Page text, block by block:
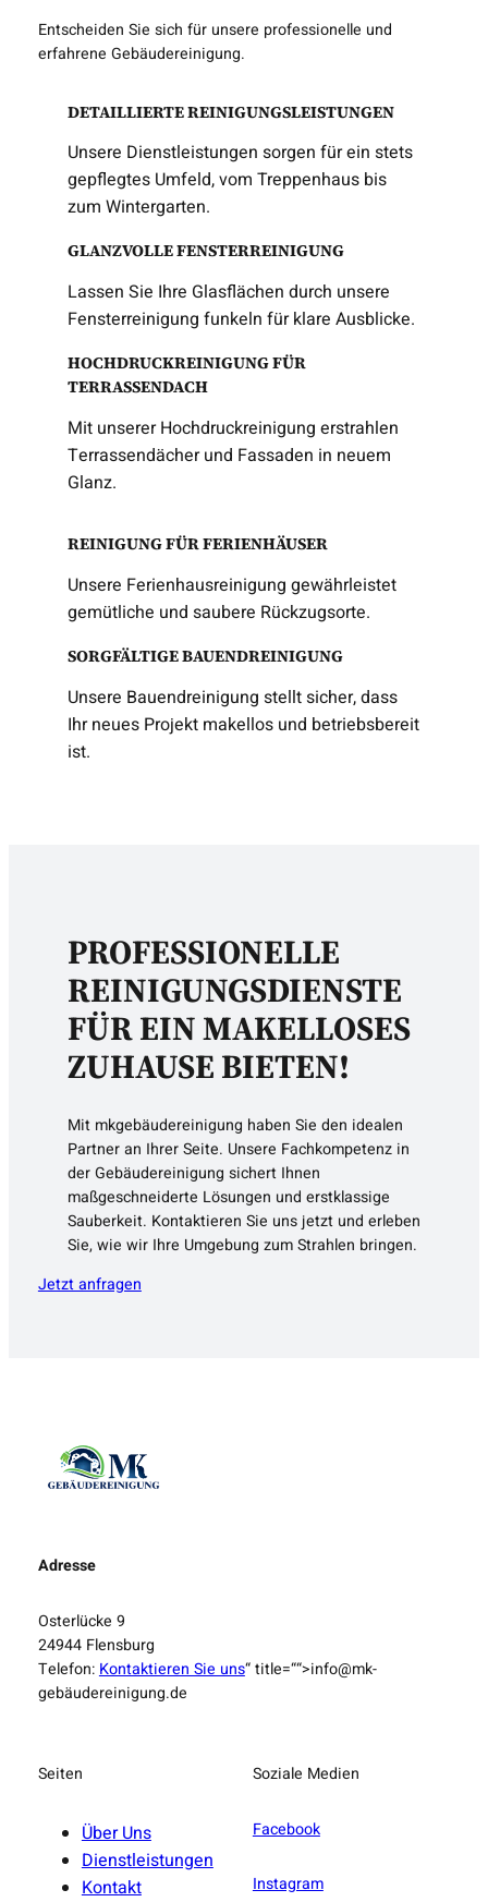
Entscheiden Sie sich für unsere professionelle und
erfahrene Gebäudereinigung.
DETAILLIERTE REINIGUNGSLEISTUNGEN
Unsere Dienstleistungen sorgen für ein stets
gepflegtes Umfeld, vom Treppenhaus bis
zum Wintergarten.
GLANZVOLLE FENSTERREINIGUNG
Lassen Sie Ihre Glasflächen durch unsere
Fensterreinigung funkeln für klare Ausblicke.
HOCHDRUCKREINIGUNG FÜR
TERRASSENDACH
Mit unserer Hochdruckreinigung erstrahlen
Terrassendächer und Fassaden in neuem
Glanz.
REINIGUNG FÜR FERIENHÄUSER
Unsere Ferienhausreinigung gewährleistet
gemütliche und saubere Rückzugsorte.
SORGFÄLTIGE BAUENDREINIGUNG
Unsere Bauendreinigung stellt sicher, dass
Ihr neues Projekt makellos und betriebsbereit
ist.
PROFESSIONELLE
REINIGUNGSDIENSTE
FÜR EIN MAKELLOSES
ZUHAUSE BIETEN!
Mit mkgebäudereinigung haben Sie den idealen
Partner an Ihrer Seite. Unsere Fachkompetenz in
der Gebäudereinigung sichert Ihnen
maßgeschneiderte Lösungen und erstklassige
Sauberkeit. Kontaktieren Sie uns jetzt und erleben
Sie, wie wir Ihre Umgebung zum Strahlen bringen.
Jetzt anfragen
Adresse
Osterlücke 9
24944 Flensburg
Telefon: Kontaktieren Sie uns“ title=““>info@mk-
gebäudereinigung.de
Seiten
Über Uns
Dienstleistungen
Kontakt
Soziale Medien
Facebook
Instagram